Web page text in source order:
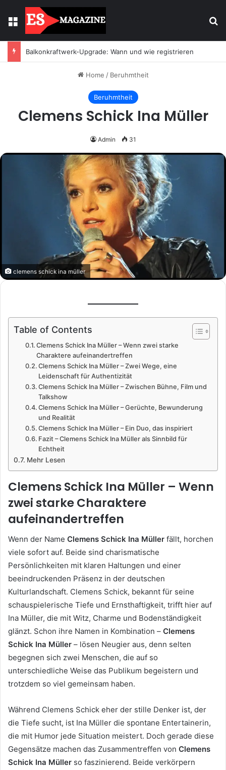
Menu
Balkonkraftwerk-Upgrade: Wann und wie registrieren
Home / Beruhmtheit
Beruhmtheit
Clemens Schick Ina Müller
Admin 31
clemens schick ina müller
Table of Contents
Clemens Schick Ina Müller – Wenn zwei starke
Charaktere aufeinandertreffen
Clemens Schick Ina Müller – Zwei Wege, eine
Leidenschaft für Authentizität
Clemens Schick Ina Müller – Zwischen Bühne, Film und
Talkshow
Clemens Schick Ina Müller – Gerüchte, Bewunderung
und Realität
Clemens Schick Ina Müller – Ein Duo, das inspiriert
Fazit – Clemens Schick Ina Müller als Sinnbild für
Echtheit
Mehr Lesen
Clemens Schick Ina Müller – Wenn
zwei starke Charaktere
aufeinandertreffen
Wenn der Name Clemens Schick Ina Müller fällt, horchen
viele sofort auf. Beide sind charismatische
Persönlichkeiten mit klaren Haltungen und einer
beeindruckenden Präsenz in der deutschen
Kulturlandschaft. Clemens Schick, bekannt für seine
schauspielerische Tiefe und Ernsthaftigkeit, trifft hier auf
Ina Müller, die mit Witz, Charme und Bodenständigkeit
glänzt. Schon ihre Namen in Kombination – Clemens
Schick Ina Müller – lösen Neugier aus, denn selten
begegnen sich zwei Menschen, die auf so
unterschiedliche Weise das Publikum begeistern und
trotzdem so viel gemeinsam haben.
Während Clemens Schick eher der stille Denker ist, der
die Tiefe sucht, ist Ina Müller die spontane Entertainerin,
die mit Humor jede Situation meistert. Doch gerade diese
Gegensätze machen das Zusammentreffen von Clemens
Schick Ina Müller so faszinierend. Beide verkörpern